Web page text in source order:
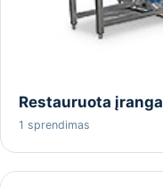
Restauruota įranga
1 sprendimas